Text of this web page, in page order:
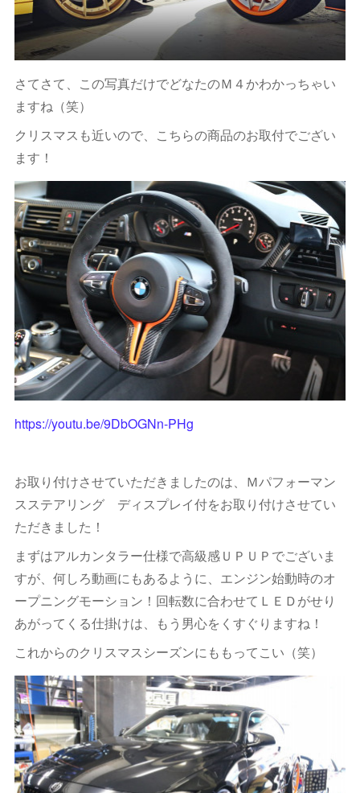
さてさて、この写真だけでどなたのＭ４かわかっちゃい
ますね（笑）
クリスマスも近いので、こちらの商品のお取付でござい
ます！
https://youtu.be/9DbOGNn-PHg
お取り付けさせていただきましたのは、Ｍパフォーマン
スステアリング ディスプレイ付をお取り付けさせてい
ただきました！
まずはアルカンタラー仕様で高級感ＵＰＵＰでございま
すが、何しろ動画にもあるように、エンジン始動時のオ
ープニングモーション！回転数に合わせてＬＥＤがせり
あがってくる仕掛けは、もう男心をくすぐりますね！
これからのクリスマスシーズンにももってこい（笑）